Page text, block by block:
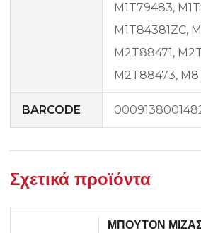
M1T79483,
M1T84381ZC,
M2T88471,
M2T88473,
BARCODE
Σχετικά προϊόντα
ΜΠΟΥΤΟΝ